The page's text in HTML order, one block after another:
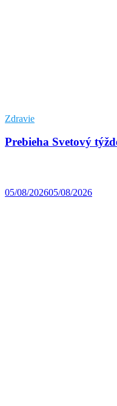
Zdravie
Prebieha Svetový
05/08/202605/08/2026